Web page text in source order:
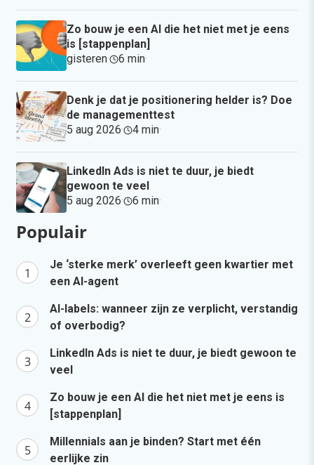
Zo bouw je een AI die het niet met je eens
is [stappenplan]
gisteren· 6 min·
Denk je dat je positionering helder is? Doe
de managementtest
5 aug 2026· 4 min·
LinkedIn Ads is niet te duur, je biedt
gewoon te veel
5 aug 2026· 6 min·
Populair
Je ‘sterke merk’ overleeft geen kwartier met
een AI-agent
AI-labels: wanneer zijn ze verplicht, verstandig
of overbodig?
LinkedIn Ads is niet te duur, je biedt gewoon te
veel
Zo bouw je een AI die het niet met je eens is
[stappenplan]
Millennials aan je binden? Start met één
eerlijke zin